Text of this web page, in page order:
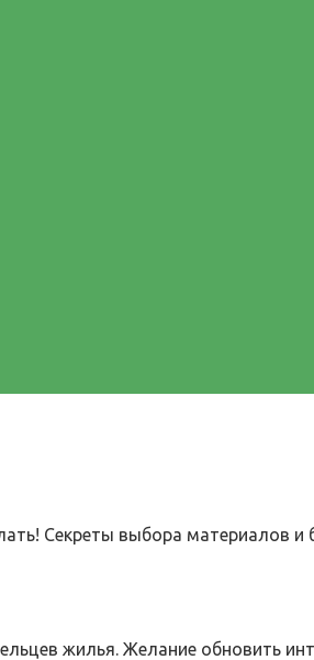
Секреты выбора
жилья. Желание обновить